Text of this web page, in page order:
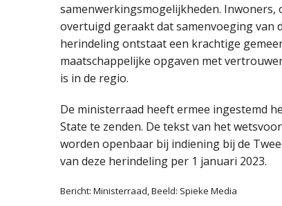
samenwerkingsmogelijkheden.
overtuigd geraakt dat samenvoeging van
herindeling ontstaat een krachtige
maatschappelijke opgaven met
is in de regio.
De ministerraad heeft ermee ingestemd
State te zenden. De tekst van het
worden openbaar bij indiening bij de
van deze herindeling per 1 januari 2023.
Bericht: Ministerraad, Beeld: Spieke Media